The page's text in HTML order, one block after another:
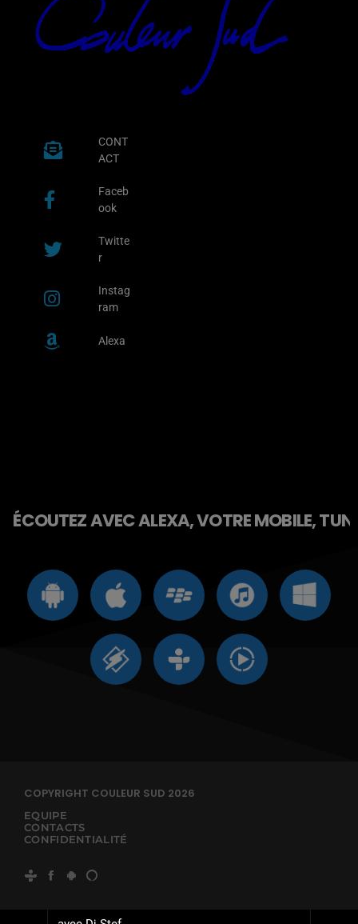
CONT
ACT
Faceb
ook
Twitte
r
Instag
ram
Alexa
ÉCOUTEZ AVEC ALEXA, VOTRE MOBILE,
COPYRIGHT COULEUR SUD 2026
EQUIPE
CONTACTS
CONFIDENTIALITÉ